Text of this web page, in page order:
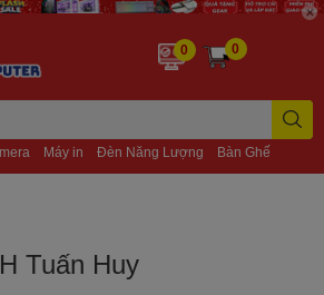
Máy in Đèn Năng Lượng Bàn Ghế
0 0
Tuấn Huy